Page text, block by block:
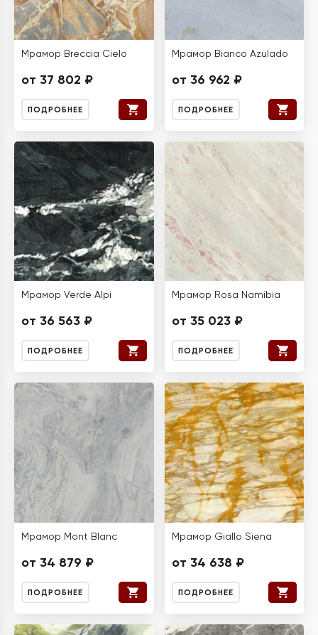
Мрамор Breccia Cielo
от 37 802 ₽
ПОДРОБНЕЕ
Мрамор Bianco Azulado
от 36 962 ₽
ПОДРОБНЕЕ
Мрамор Verde Alpi
от 36 563 ₽
ПОДРОБНЕЕ
Мрамор Rosa Namibia
от 35 023 ₽
ПОДРОБНЕЕ
Мрамор Mont Blanc
от 34 879 ₽
ПОДРОБНЕЕ
Мрамор Giallo Siena
от 34 638 ₽
ПОДРОБНЕЕ